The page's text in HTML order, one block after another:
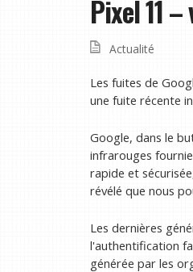
Pixel 11
Actualité
Les fuites de
une fuite récente
Google, dans le
infrarouges
rapide et
révélé que nous
Les dernières
l'authentification
générée par les